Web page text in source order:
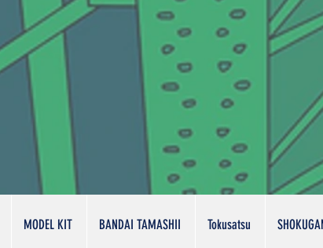
MODEL KIT BANDAI TAMASHII Tokusatsu